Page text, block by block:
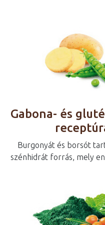
Gabona- és
Burgonyát és borsót
szénhidrát forrás, mely